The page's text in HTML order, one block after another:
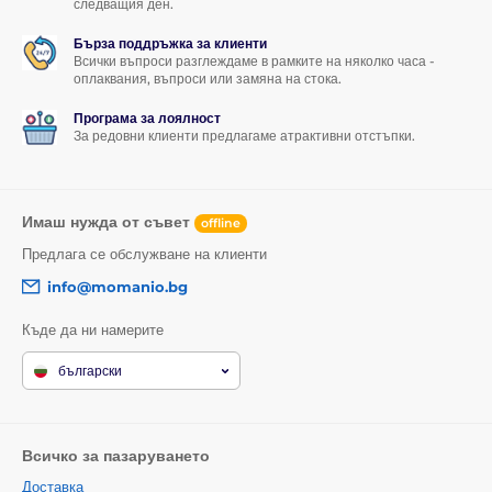
ситуация, която не искаш да пропуснеш!
следващия ден.
Бърза поддръжка за клиенти
Всички въпроси разглеждаме в рамките на няколко часа -
оплаквания, въпроси или замяна на стока.
Програма за лоялност
За редовни клиенти предлагаме атрактивни отстъпки.
Имаш нужда от съвет offline
Предлага се обслужване на клиенти
info@momanio.bg
Къде да ни намерите
български
Всичко за пазаруването
Доставка